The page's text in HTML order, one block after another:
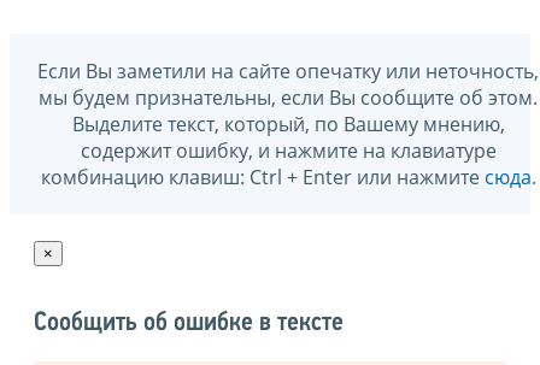
Если Вы заметили на сайте опечатку или неточность,
мы будем признательны, если Вы сообщите об этом.
Выделите текст, который, по Вашему мнению,
содержит ошибку, и нажмите на клавиатуре
комбинацию клавиш: Ctrl + Enter или нажмите сюда.
×
Сообщить об ошибке в тексте